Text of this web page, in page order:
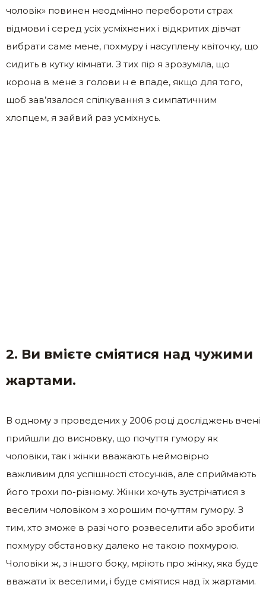
чоловік» повинен неодмінно перебороти страх
відмови і серед усіх усміхнених і відкритих дівчат
вибрати саме мене, похмуру і насуплену квіточку, що
сидить в кутку кімнати. З тих пір я зрозуміла, що
корона в мене з голови н е впаде, якщо для того,
щоб зав’язалося спілкування з симпатичним
хлопцем, я зайвий раз усміхнусь.
2. Ви вмієте сміятися над чужими
жартами.
В одному з проведених у 2006 році досліджень вчені
прийшли до висновку, що почуття гумору як
чоловіки, так і жінки вважають неймовірно
важливим для успішності стосунків, але сприймають
його трохи по-різному. Жінки хочуть зустрічатися з
веселим чоловіком з хорошим почуттям гумору. З
тим, хто зможе в разі чого розвеселити або зробити
похмуру обстановку далеко не такою похмурою.
Чоловіки ж, з іншого боку, мріють про жінку, яка буде
вважати їх веселими, і буде сміятися над їх жартами.